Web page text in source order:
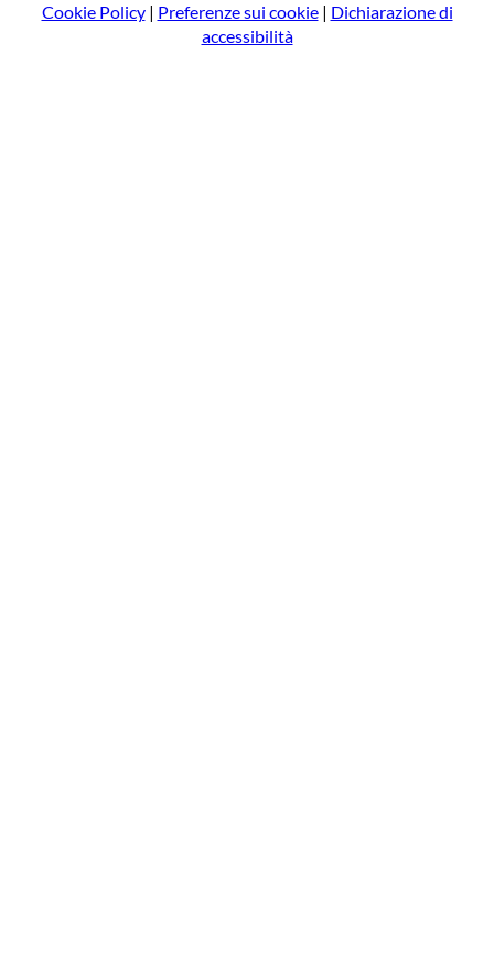
Cookie Policy| Preferenze sui cookie| Dichiarazione di
accessibilità